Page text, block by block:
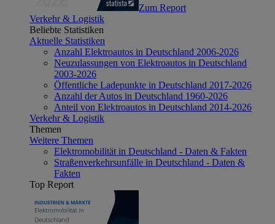
Zum Report
Verkehr & Logistik
Beliebte Statistiken
Aktuelle Statistiken
Anzahl Elektroautos in Deutschland 2006-2026
Neuzulassungen von Elektroautos in Deutschland
2003-2026
Öffentliche Ladepunkte in Deutschland 2017-2026
Anzahl der Autos in Deutschland 1960-2026
Anteil von Elektroautos in Deutschland 2014-2026
Verkehr & Logistik
Themen
Weitere Themen
Elektromobilität in Deutschland - Daten & Fakten
Straßenverkehrsunfälle in Deutschland - Daten &
Fakten
Top Report